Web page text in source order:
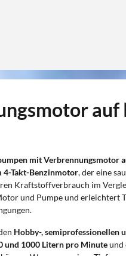
auf
mit Verbrennungsmotor
4-Takt-Benzinmotor, der eine
Kraftstoffverbrauch im
und Pumpe und erleichtert
Hobby-, semiprofessionellen
und 1000 Litern pro Minuteund